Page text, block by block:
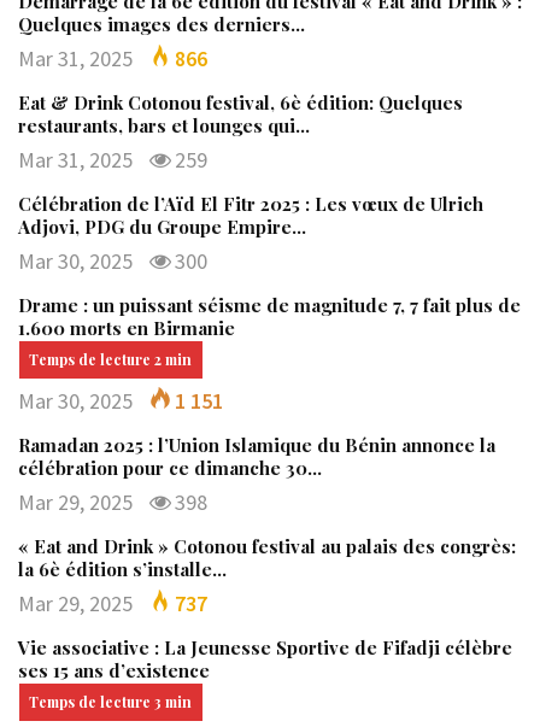
Quelques images des derniers…
Mar 31, 2025 866
Eat & Drink Cotonou festival, 6è édition: Quelques
restaurants, bars et lounges qui…
Mar 31, 2025 259
Célébration de l’Aïd El Fitr 2025 : Les vœux de Ulrich
Adjovi, PDG du Groupe Empire…
Mar 30, 2025 300
Drame : un puissant séisme de magnitude 7, 7 fait plus de
1.600 morts en Birmanie
Mar 30, 2025 1 151
Ramadan 2025 : l’Union Islamique du Bénin annonce la
célébration pour ce dimanche 30…
Mar 29, 2025 398
« Eat and Drink » Cotonou festival au palais des congrès:
la 6è édition s’installe…
Mar 29, 2025 737
Vie associative : La Jeunesse Sportive de Fifadji célèbre
ses 15 ans d’existence